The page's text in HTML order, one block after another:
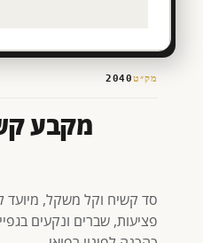
מק״ט2040
מקבע
סד קשיח וקל משקל, מיועד
פציעות, שברים ונקעים